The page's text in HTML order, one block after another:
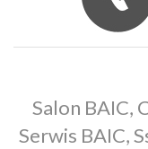
Salon BAIC,
Serwis BAIC,